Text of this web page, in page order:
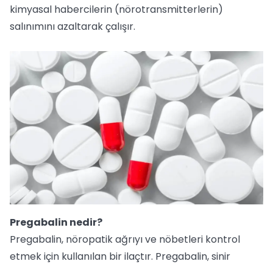
kimyasal habercilerin (nörotransmitterlerin)
salınımını azaltarak çalışır.
Pregabalin nedir?
Pregabalin, nöropatik ağrıyı ve nöbetleri kontrol
etmek için kullanılan bir ilaçtır. Pregabalin, sinir